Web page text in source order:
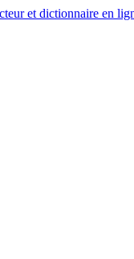
et dictionnaire en